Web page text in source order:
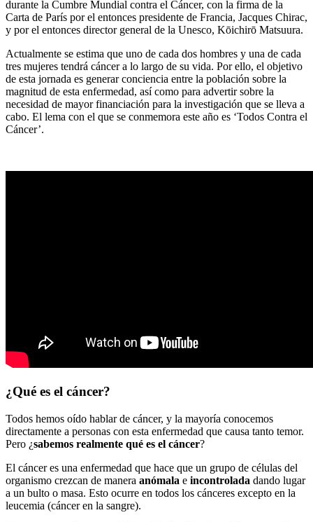
durante la Cumbre Mundial contra el Cáncer, con la firma de la
Carta de París por el entonces presidente de Francia, Jacques Chirac,
y por el entonces director general de la Unesco, Kōichirō Matsuura.
Actualmente se estima que uno de cada dos hombres y una de cada
tres mujeres tendrá cáncer a lo largo de su vida. Por ello, el objetivo
de esta jornada es generar conciencia entre la población sobre la
magnitud de esta enfermedad, así como para advertir sobre la
necesidad de mayor financiación para la investigación que se lleva a
cabo. El lema con el que se conmemora este año es ‘Todos Contra el
Cáncer’.
¿Qué es el cáncer?
Todos hemos oído hablar de cáncer, y la mayoría conocemos
directamente a personas con esta enfermedad que causa tanto temor.
Pero ¿sabemos realmente qué es el cáncer?
El cáncer es una enfermedad que hace que un grupo de células del
organismo crezcan de manera anómala e incontrolada dando lugar
a un bulto o masa. Esto ocurre en todos los cánceres excepto en la
leucemia (cáncer en la sangre).